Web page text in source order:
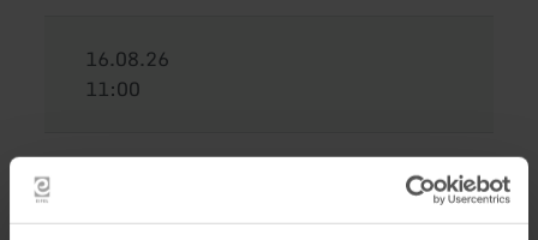
16.08.26
11:00
Führungen zu den vulkanischen Seen der Eifel -